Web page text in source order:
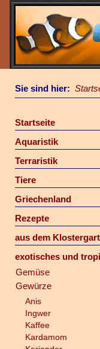
Sie sind hier:
Startseite
Aquaristik
Terraristik
Tiere
Griechenland
Rezepte
aus dem
exotisches und
Gemüse
Gewürze
Anis
Ingwer
Kaffee
Kardamom